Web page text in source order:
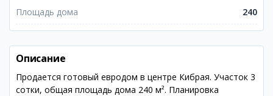
Площадь дома 240
Описание
Продается готовый евродом в центре Кибрая. Участок 3
сотки, общая площадь дома 240 м². Планировка